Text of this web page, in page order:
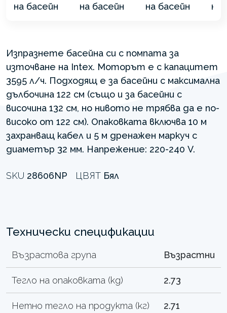
Изпразнете басейна си с помпата за
източване на Intex. Моторът е с капацитет
3595 л/ч. Подходящ е за басейни с максимална
дълбочина 122 см (също и за басейни с
височина 132 см, но нивото не трябва да е по-
високо от 122 см). Опаковката включва 10 м
захранващ кабел и 5 м дренажен маркуч с
диаметър 32 мм. Напрежение: 220-240 V.
SKU 28606NP ЦВЯТ Бял
Технически спецификации
Възрастова група Възрастни
Тегло на опаковката (kg) 2.73
Нетно тегло на продукта (кг) 2.71